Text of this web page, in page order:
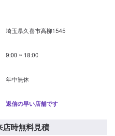
負担いただいております。<定休日・
クレジット・QR決済などをご
埼玉県久喜市高柳1545
9:00 ~ 18:00
年中無休
返信の早い店舗です
店時無料見積